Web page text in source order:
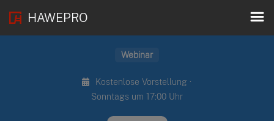
HAWEPRO
Webinar
Kostenlose Vorstellung ·
Sonntags um 17:00 Uhr